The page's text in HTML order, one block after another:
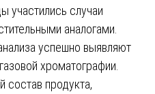
участились случаи
аналогами.
успешно выявляют
хроматографии.
состав продукта,